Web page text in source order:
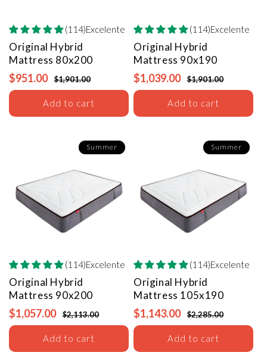
(114)Excelente
Original Hybrid
Mattress 80x200
$951.00 $1,901.00
Add to cart
(114)Excelente
Original Hybrid
Mattress 90x190
$1,039.00 $1,901.00
Add to cart
Summer
(114)Excelente
Original Hybrid
Mattress 90x200
$1,057.00 $2,113.00
Add to cart
Summer
(114)Excelente
Original Hybrid
Mattress 105x190
$1,143.00 $2,285.00
Add to cart